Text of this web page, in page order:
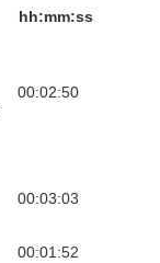
hh:mm:ss
00:02:50
00:03:03
00:01:52